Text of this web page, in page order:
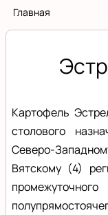
Строка
Главная
Картофель
столового
Северо-
Вятскому (4)